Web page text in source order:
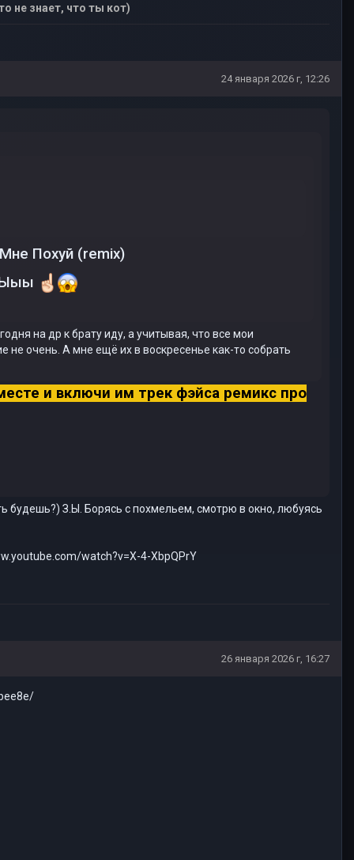
не знает, что ты кот)
24 января 2026 г, 12:26
Похуй (remix)
Ыыы
на др к брату иду, а учитывая, что все мои
не очень. А мне ещё их в воскресенье как-то собрать
и включи им трек фэйса ремикс про
будешь?) З.Ы. Борясь с похмельем, смотрю в окно, любуясь
watch?v=X-4-XbpQPrY
26 января 2026 г, 16:27